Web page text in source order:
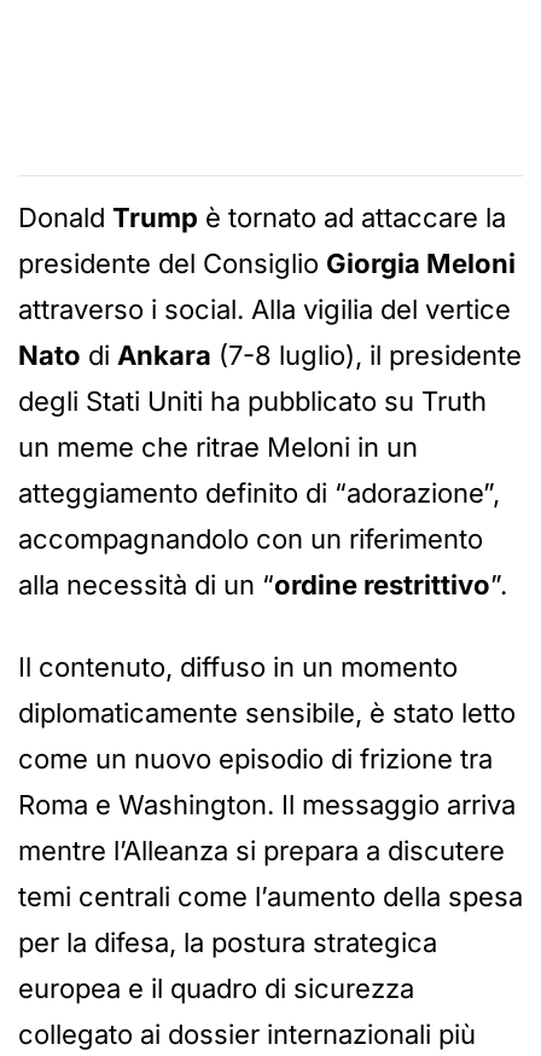
Donald Trump è tornato ad attaccare la
presidente del Consiglio Giorgia Meloni
attraverso i social. Alla vigilia del vertice
Nato di Ankara (7-8 luglio), il presidente
degli Stati Uniti ha pubblicato su Truth
un meme che ritrae Meloni in un
atteggiamento definito di “adorazione”,
accompagnandolo con un riferimento
alla necessità di un “ordine restrittivo”.
Il contenuto, diffuso in un momento
diplomaticamente sensibile, è stato letto
come un nuovo episodio di frizione tra
Roma e Washington. Il messaggio arriva
mentre l’Alleanza si prepara a discutere
temi centrali come l’aumento della spesa
per la difesa, la postura strategica
europea e il quadro di sicurezza
collegato ai dossier internazionali più